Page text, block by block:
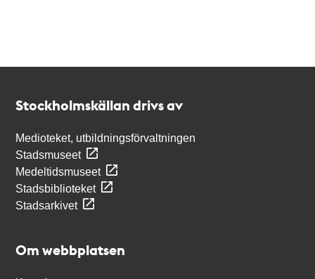
Stockholmskällan drivs av
Medioteket, utbildningsförvaltningen
Stadsmuseet
Medeltidsmuseet
Stadsbiblioteket
Stadsarkivet
Om webbplatsen